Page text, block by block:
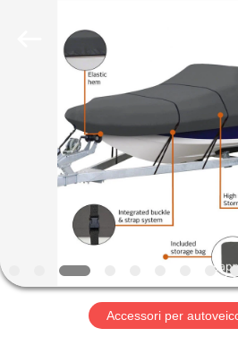
PRODOTTI
CIRCA
GIRO
Accessori per